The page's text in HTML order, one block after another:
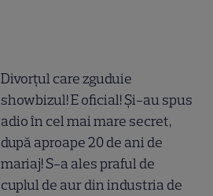
Divorțul care zguduie
showbizul! E oficial! Și-au spus
adio în cel mai mare secret,
după aproape 20 de ani de
mariaj! S-a ales praful de
cuplul de aur din industria de